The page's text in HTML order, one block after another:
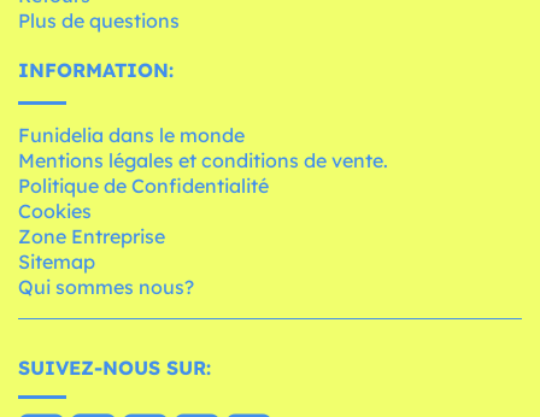
Plus de questions
INFORMATION:
Funidelia dans le monde
Mentions légales et conditions de vente.
Politique de Confidentialité
Cookies
Zone Entreprise
Sitemap
Qui sommes nous?
SUIVEZ-NOUS SUR: